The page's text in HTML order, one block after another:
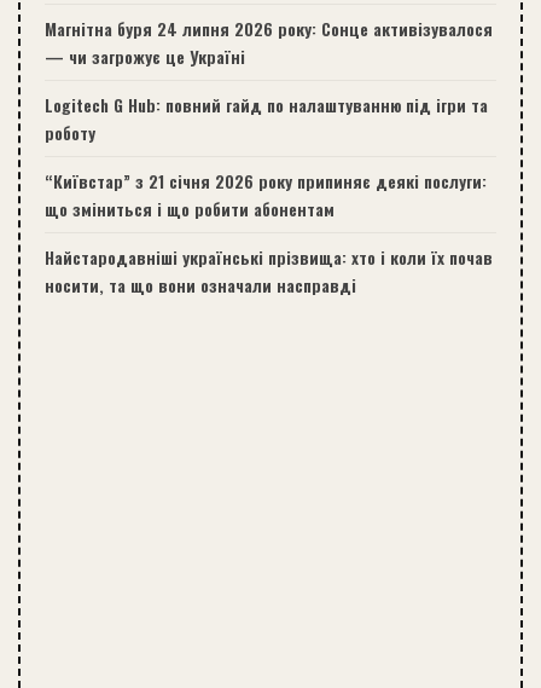
Магнітна буря 24 липня 2026 року: Сонце активізувалося
— чи загрожує це Україні
Logitech G Hub: повний гайд по налаштуванню під ігри та
роботу
“Київстар” з 21 січня 2026 року припиняє деякі послуги:
що зміниться і що робити абонентам
Найстародавніші українські прізвища: хто і коли їх почав
носити, та що вони означали насправді